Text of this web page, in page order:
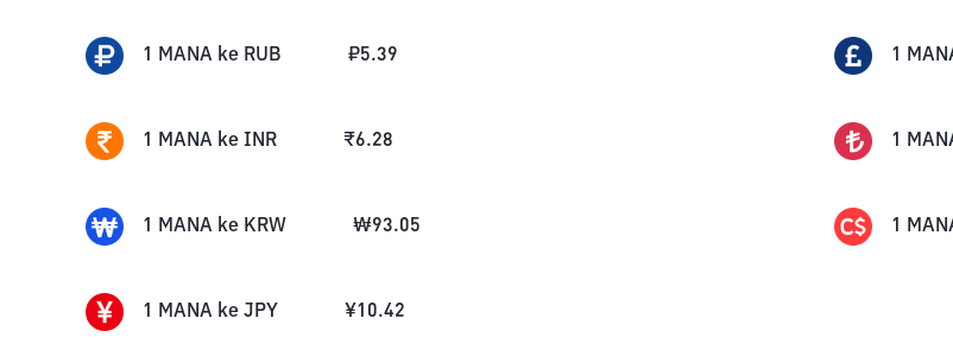
1 MANA ke RUB ₽5.39 1
1 MANA ke INR ₹6.28 1
1 MANA ke KRW ₩93.05 1
1 MANA ke JPY ¥10.42